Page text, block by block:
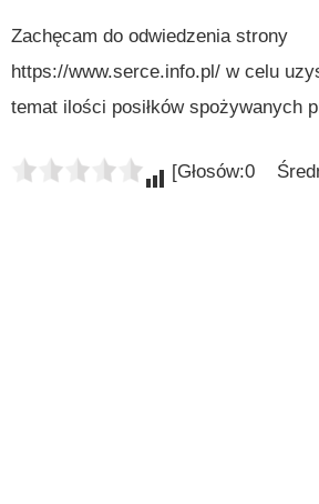
Zachęcam do odwiedzenia strony
https://www.serce.info.pl/ w celu
temat ilości posiłków spożywanych
[Głosów:0